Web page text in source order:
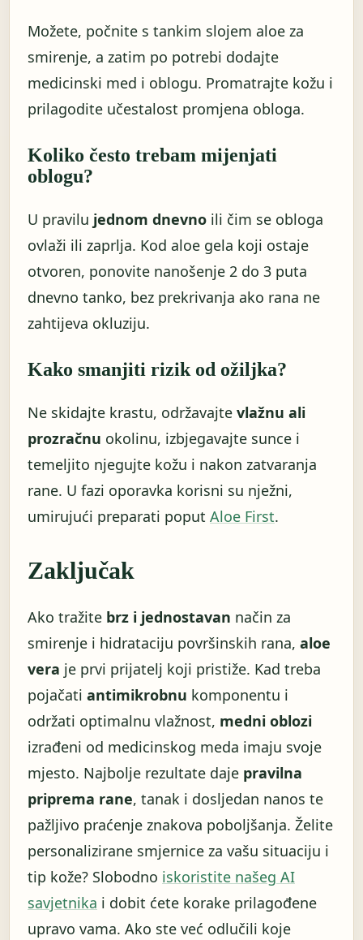
Možete, počnite s tankim slojem aloe za
smirenje, a zatim po potrebi dodajte
medicinski med i oblogu. Promatrajte kožu i
prilagodite učestalost promjena obloga.
Koliko često trebam mijenjati
oblogu?
U pravilu jednom dnevno ili čim se obloga
ovlaži ili zaprlja. Kod aloe gela koji ostaje
otvoren, ponovite nanošenje 2 do 3 puta
dnevno tanko, bez prekrivanja ako rana ne
zahtijeva okluziju.
Kako smanjiti rizik od ožiljka?
Ne skidajte krastu, održavajte vlažnu ali
prozračnu okolinu, izbjegavajte sunce i
temeljito njegujte kožu i nakon zatvaranja
rane. U fazi oporavka korisni su nježni,
umirujući preparati poput Aloe First.
Zaključak
Ako tražite brz i jednostavan način za
smirenje i hidrataciju površinskih rana, aloe
vera je prvi prijatelj koji pristiže. Kad treba
pojačati antimikrobnu komponentu i
održati optimalnu vlažnost, medni oblozi
izrađeni od medicinskog meda imaju svoje
mjesto. Najbolje rezultate daje pravilna
priprema rane, tanak i dosljedan nanos te
pažljivo praćenje znakova poboljšanja. Želite
personalizirane smjernice za vašu situaciju i
tip kože? Slobodno iskoristite našeg AI
savjetnika i dobit ćete korake prilagođene
upravo vama. Ako ste već odlučili koje